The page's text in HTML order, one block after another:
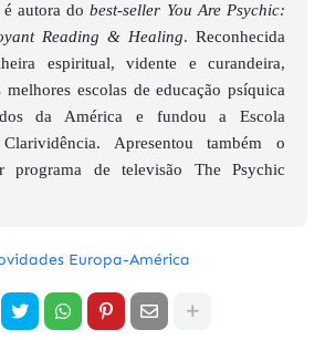
é autora dobest-seller You Are Psychic:
Reading & Healing. Reconhecida
espiritual, vidente e curandeira,
melhores escolas de educação psíquica
da América e fundou a Escola
Apresentou também o
programa de televisão The Psychic
Europa-América